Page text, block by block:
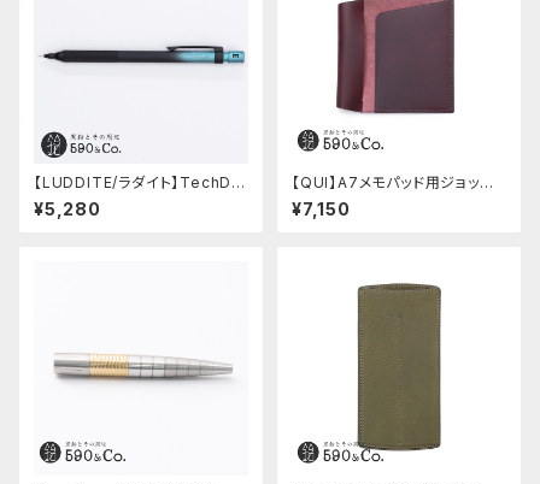
【LUDDITE/ラダイト】TechDra
w2 グラデーションモデル (LDB
-MP2GB1-05)
¥5,280
【QUI】A7メモパッド用ジョッタ
ー・ブッテーロ (ワイン)
¥7,150